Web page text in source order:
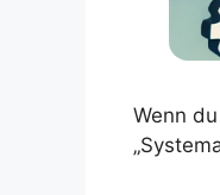
Wenn